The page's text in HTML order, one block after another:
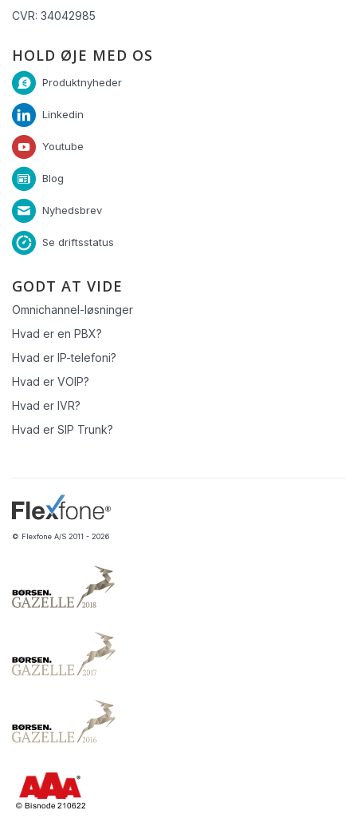
CVR: 34042985
HOLD ØJE MED OS
Produktnyheder
Linkedin
Youtube
Blog
Nyhedsbrev
Se driftsstatus
GODT AT VIDE
Omnichannel-løsninger
Hvad er en PBX?
Hvad er IP-telefoni?
Hvad er VOIP?
Hvad er IVR?
Hvad er SIP Trunk?
© Flexfone A/S 2011 - 2026